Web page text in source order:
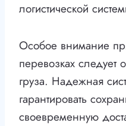
логистической
Особое внимание
перевозках следует
груза. Надежная
гарантировать
своевременную